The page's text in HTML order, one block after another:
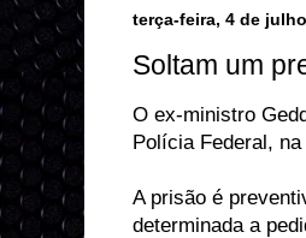
terça-feira, 4 de
Soltam um
O ex-ministro
Polícia Federal, na
A prisão é
determinada a